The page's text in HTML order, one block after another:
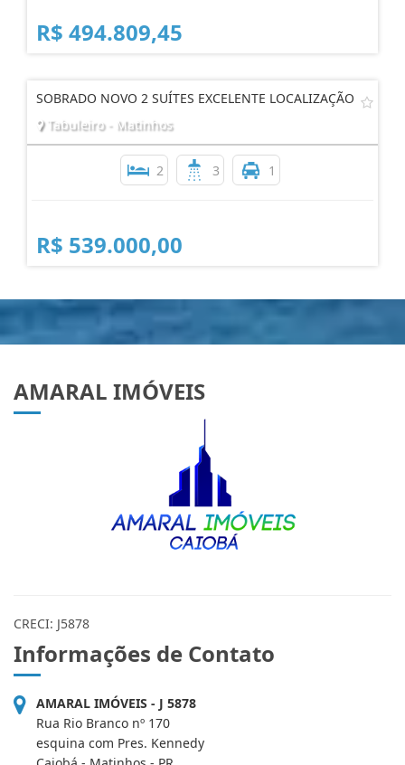
R$ 494.809,45
SOBRADO NOVO 2 SUÍTES EXCELENTE LOCALIZAÇÃO
Tabuleiro - Matinhos
2 3 1
R$ 539.000,00
AMARAL IMÓVEIS
CRECI: J5878
Informações de Contato
AMARAL IMÓVEIS - J 5878
Rua Rio Branco nº 170
esquina com Pres. Kennedy